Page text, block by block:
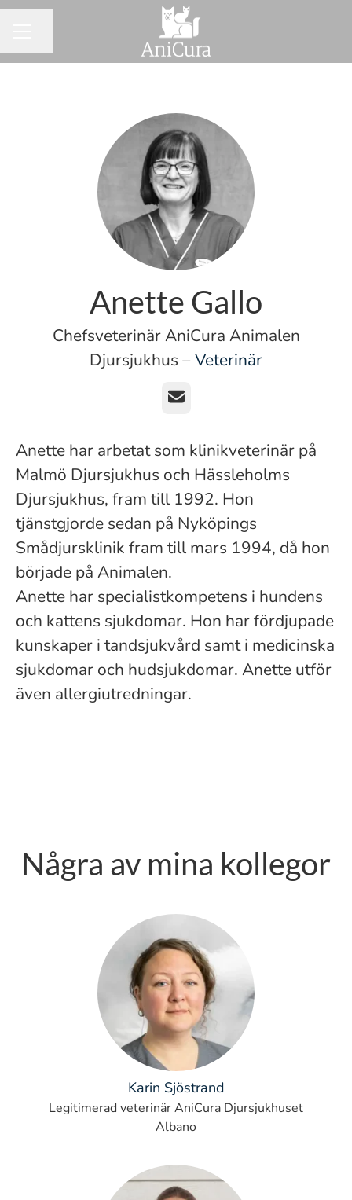
Anette Gallo
Chefsveterinär AniCura Animalen
Djursjukhus –Veterinär
E-post
Anette har arbetat som klinikveterinär på
Malmö Djursjukhus och Hässleholms
Djursjukhus, fram till 1992. Hon
tjänstgjorde sedan på Nyköpings
Smådjursklinik fram till mars 1994, då hon
började på Animalen.
Anette har specialistkompetens i hundens
och kattens sjukdomar. Hon har fördjupade
kunskaper i tandsjukvård samt i medicinska
sjukdomar och hudsjukdomar. Anette utför
även allergiutredningar.
Några av mina kollegor
Karin Sjöstrand
Legitimerad veterinär AniCura Djursjukhuset
Albano